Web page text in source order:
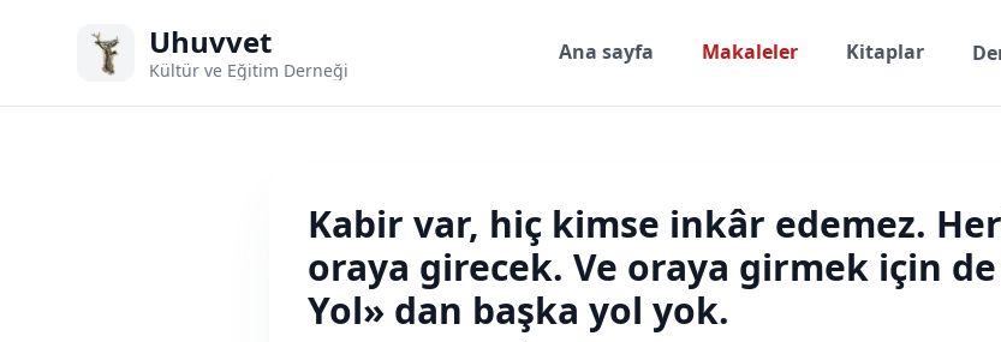
Uhuvvet
Kültür ve Eğitim Derneği
Ana sayfa Makaleler Kitaplar
Kabir var, hiç kimse inkâr edemez.
oraya girecek. Ve oraya girmek için
Yol» dan başka yol yok.